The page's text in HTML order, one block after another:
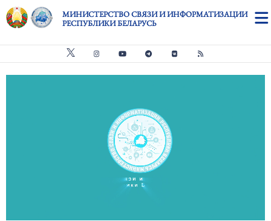
Перейти к основному содержанию
МИНИСТЕРСТВО СВЯЗИ И ИНФОРМАТИЗАЦИИ
РЕСПУБЛИКИ БЕЛАРУСЬ